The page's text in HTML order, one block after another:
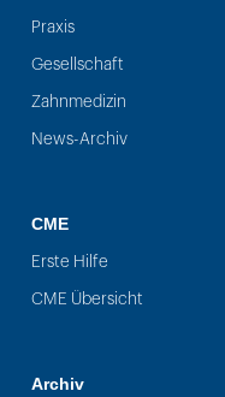
Praxis
Gesellschaft
Zahnmedizin
News-Archiv
CME
Erste Hilfe
CME Übersicht
Archiv